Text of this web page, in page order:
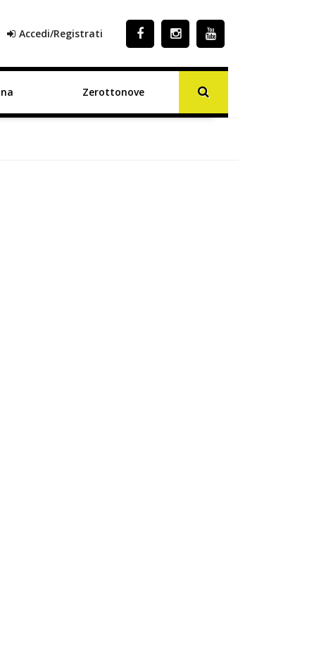
Accedi/Registrati
Zerottonove